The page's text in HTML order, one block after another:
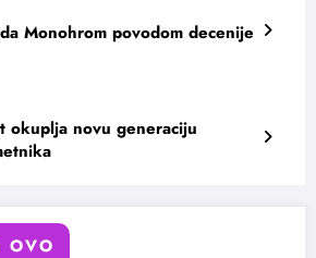
Monohrom povodom decenije
okuplja novu generaciju
OVO